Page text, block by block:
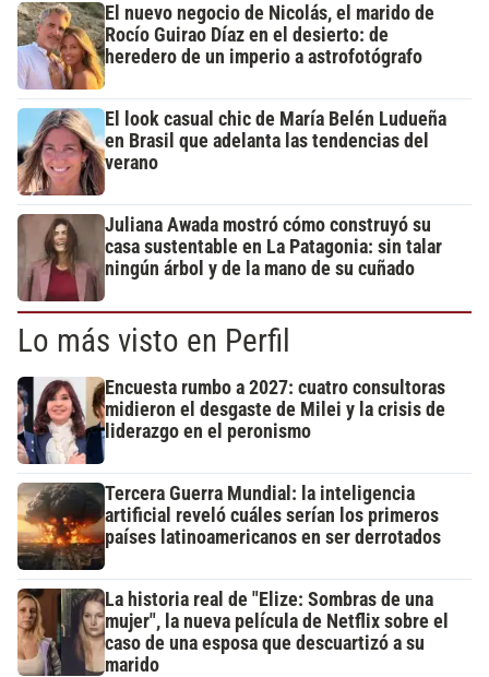
El nuevo negocio de Nicolás, el marido de
Rocío Guirao Díaz en el desierto: de
heredero de un imperio a astrofotógrafo
El look casual chic de María Belén Ludueña
en Brasil que adelanta las tendencias del
verano
Juliana Awada mostró cómo construyó su
casa sustentable en La Patagonia: sin talar
ningún árbol y de la mano de su cuñado
Lo más visto en Perfil
Encuesta rumbo a 2027: cuatro consultoras
midieron el desgaste de Milei y la crisis de
liderazgo en el peronismo
Tercera Guerra Mundial: la inteligencia
artificial reveló cuáles serían los primeros
países latinoamericanos en ser derrotados
La historia real de "Elize: Sombras de una
mujer", la nueva película de Netflix sobre el
caso de una esposa que descuartizó a su
marido